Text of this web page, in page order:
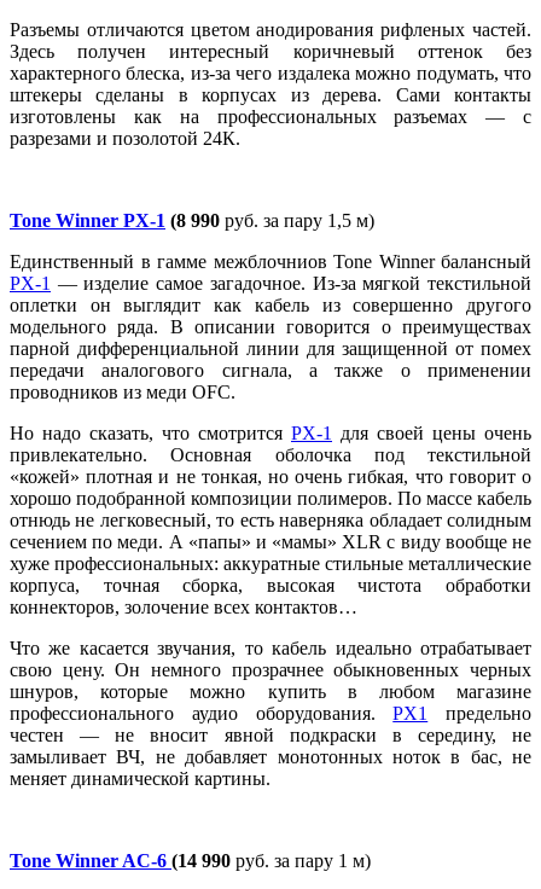
Разъемы отличаются цветом анодирования рифленых частей.
Здесь получен интересный коричневый оттенок без
характерного блеска, из-за чего издалека можно подумать, что
штекеры сделаны в корпусах из дерева. Сами контакты
изготовлены как на профессиональных разъемах — с
разрезами и позолотой 24К.
Tone Winner PX-1 (8 990 руб. за пару 1,5 м)
Единственный в гамме межблочниов Tone Winner балансный
PX-1 — изделие самое загадочное. Из-за мягкой текстильной
оплетки он выглядит как кабель из совершенно другого
модельного ряда. В описании говорится о преимуществах
парной дифференциальной линии для защищенной от помех
передачи аналогового сигнала, а также о применении
проводников из меди OFC.
Но надо сказать, что смотрится PX-1
для своей цены очень
привлекательно. Основная оболочка под текстильной
«кожей» плотная и не тонкая, но очень гибкая, что говорит о
хорошо подобранной композиции полимеров. По массе кабель
отнюдь не легковесный, то есть наверняка обладает солидным
сечением по меди. А «папы» и «мамы» XLR с виду вообще не
хуже профессиональных: аккуратные стильные металлические
корпуса, точная сборка, высокая чистота обработки
коннекторов, золочение всех контактов…
Что же касается звучания, то кабель идеально отрабатывает
свою цену. Он немного прозрачнее обыкновенных черных
шнуров, которые можно купить в любом магазине
профессионального аудио оборудования.PX1
предельно
честен — не вносит явной подкраски в середину, не
замыливает ВЧ, не добавляет монотонных ноток в бас, не
меняет динамической картины.
Tone Winner AC-6 (14 990 руб. за пару 1 м)